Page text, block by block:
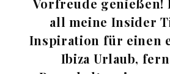
all meine Insider
Inspiration für einen
Ibiza Urlaub,